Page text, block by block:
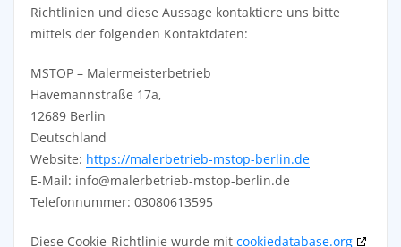
Richtlinien und diese Aussage kontaktiere uns bitte
mittels der folgenden Kontaktdaten:
MSTOP – Malermeisterbetrieb
Havemannstraße 17a,
12689 Berlin
Deutschland
Website: https://malerbetrieb-mstop-berlin.de
E-Mail: info@malerbetrieb-mstop-berlin.de
Telefonnummer: 03080613595
Diese Cookie-Richtlinie wurde mit cookiedatabase.org